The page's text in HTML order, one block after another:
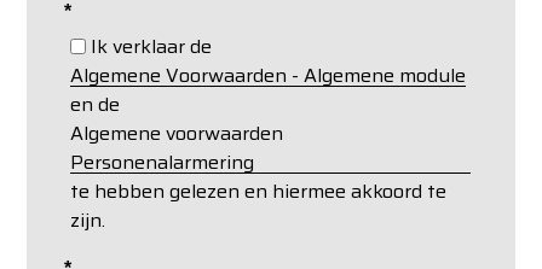
*
Ik verklaar de
Algemene Voorwaarden - Algemene module
en de
Algemene voorwaarden
Personenalarmering
te hebben gelezen en hiermee akkoord te
zijn.